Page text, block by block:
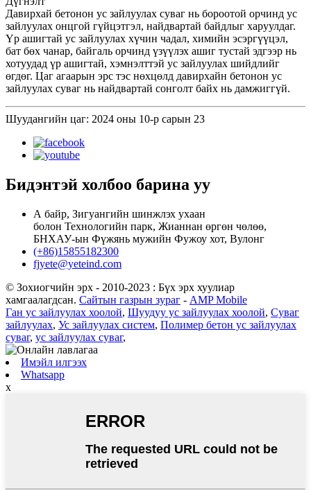
Давирхай бетонон ус зайлуулах суваг нь бороотой орчинд ус
зайлуулах онцгой гүйцэтгэл, найдвартай байдлыг харуулдаг.
Үр ашигтай ус зайлуулах хүчин чадал, химийн эсэргүүцэл,
бат бөх чанар, байгаль орчинд үзүүлэх ашиг тустай эдгээр нь
хотуудад үр ашигтай, хэмнэлттэй ус зайлуулах шийдлийг
өгдөг. Цаг агаарын эрс тэс нөхцөлд давирхайн бетонон ус
зайлуулах суваг нь найдвартай сонголт байх нь дамжиггүй.
Шуудангийн цаг: 2024 оны 10-р сарын 23
Бидэнтэй холбоо барина уу
А байр, Зигуангийн шинжлэх ухаан
болон Технологийн парк, Жианнан өргөн чөлөө,
БНХАУ-ын Фүжянь мужийн Фужоу хот, Вулонг
(+86)15855182300
fjyete@yeteind.com
© Зохиогчийн эрх - 2010-2023 : Бүх эрх хуулиар
хамгаалагдсан. Сайтын газрын зураг - AMP Mobile
Ган ус зайлуулах хоолой, Шуудуу ус зайлуулах хоолой, Суваг
зайлуулах, Ус зайлуулах систем, Полимер бетон ус зайлуулах
суваг, ус зайлуулах суваг,
Имэйл илгээх
Whatsapp
x